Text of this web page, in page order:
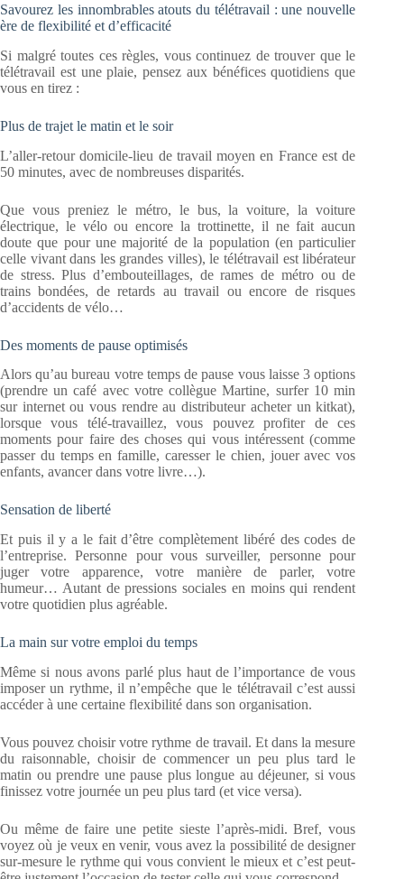
Savourez les innombrables atouts du télétravail : une nouvelle
ère de flexibilité et d’efficacité
Si malgré toutes ces règles, vous continuez de trouver que le
télétravail est une plaie, pensez aux bénéfices quotidiens que
vous en tirez :
Plus de trajet le matin et le soir
L’aller-retour domicile-lieu de travail moyen en France est de
50 minutes, avec de nombreuses disparités.
Que vous preniez le métro, le bus, la voiture,la voiture
électrique, le vélo ou encore la trottinette, il ne fait aucun
doute que pour une majorité de la population (en particulier
celle vivant dans les grandes villes), le télétravail est libérateur
de stress. Plus d’embouteillages, de rames de métro ou de
trains bondées, de retards au travail ou encore de risques
d’accidents de vélo…
Des moments de pause optimisés
Alors qu’au bureau votre temps de pause vous laisse 3 options
(prendre un café avec votre collègue Martine, surfer 10 min
sur internet ou vous rendre au distributeur acheter un kitkat),
lorsque vous télé-travaillez, vous pouvez profiter de ces
moments pour faire des choses qui vous intéressent (comme
passer du temps en famille, caresser le chien, jouer avec vos
enfants, avancer dans votre livre…).
Sensation de liberté
Et puis il y a le fait d’être complètement libéré des codes de
l’entreprise. Personne pour vous surveiller, personne pour
juger votre apparence, votre manière de parler, votre
humeur… Autant de pressions sociales en moins qui rendent
votre quotidien plus agréable.
La main sur votre emploi du temps
Même si nous avons parlé plus haut de l’importance de vous
imposer un rythme, il n’empêche que le télétravail c’est aussi
accéder à une certaine flexibilité dans son organisation.
Vous pouvez choisir votre rythme de travail. Et dans la mesure
du raisonnable, choisir de commencer un peu plus tard le
matin ou prendre une pause plus longue au déjeuner, si vous
finissez votre journée un peu plus tard (et vice versa).
Ou même de faire une petite sieste l’après-midi. Bref, vous
voyez où je veux en venir, vous avez la possibilité de designer
sur-mesure le rythme qui vous convient le mieux et c’est peut-